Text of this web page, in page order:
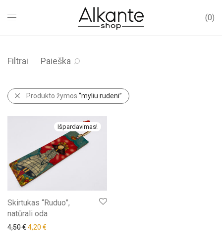
0
Filtrai Paieška
Produkto žymos “myliu rudeni”
Išpardavimas!
Skirtukas “Ruduo”,
natūrali oda
4,50€Original price was: 4,50 €.
4,20 €